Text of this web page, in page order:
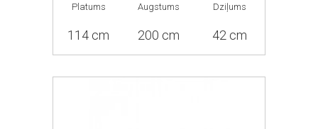
Platums
114 cm
Augstums
200 cm
Dziļums
42 cm